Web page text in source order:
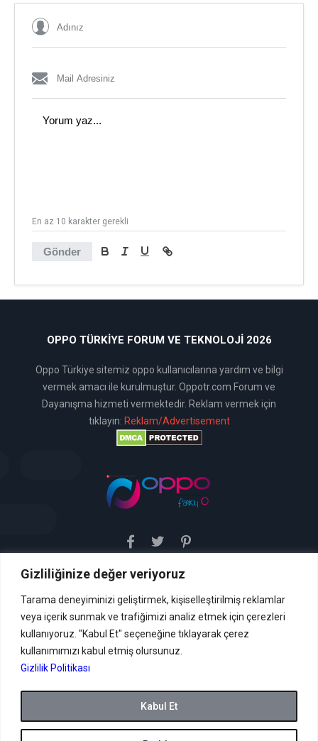
Gizliliğinize değer veriyoruz
Tarama deneyiminizi geliştirmek, kişiselleştirilmiş reklamlar
veya içerik sunmak ve trafiğimizi analiz etmek için çerezleri
kullanıyoruz. "Kabul Et" seçeneğine tıklayarak çerez
kullanımımızı kabul etmiş olursunuz.
Gizlilik Politikası
Kabul Et
Gönder
En az 10 karakter gerekli
OPPO TÜRKIYE FORUM VE TEKNOLOJI 2026
Oppo Türkiye sitemiz oppo kullanıcılarına yardım ve bilgi
vermek amacı ile kurulmuştur. Oppotr.com Forum ve
Dayanışma hizmeti vermektedir. Reklam vermek için
tıklayın: Reklam/Advertisement
Sitemiz uyar / kaldır prensibini benimsemiştir. Sitemiz,
hizmetini vermektedir. Bu yasaya göre, Site yönetimi
hukuka aykırı içerikleri kontrol etme yükümlülüğü yoktur. Bu
nedenle, web sitemiz uyar / kaldır prensibini
benimsemiştir ve kullanmaktadır. (
İletişim
Formu Veya ( info[AT]caglaryildiz[DOT]net )